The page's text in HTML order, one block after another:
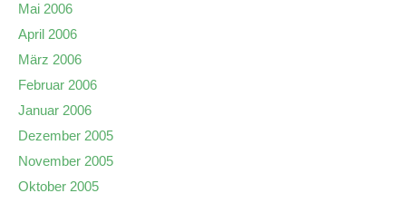
Mai 2006
April 2006
März 2006
Februar 2006
Januar 2006
Dezember 2005
November 2005
Oktober 2005